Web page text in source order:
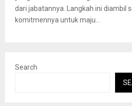
dari jabatannya. Langkah ini diambil
komitmennya untuk maju...
Search